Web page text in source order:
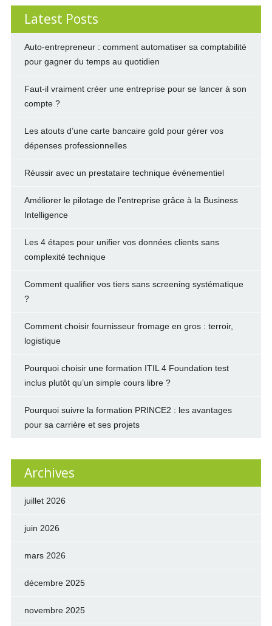
Latest Posts
Auto-entrepreneur : comment automatiser sa comptabilité
pour gagner du temps au quotidien
Faut-il vraiment créer une entreprise pour se lancer à son
compte ?
Les atouts d’une carte bancaire gold pour gérer vos
dépenses professionnelles
Réussir avec un prestataire technique événementiel
Améliorer le pilotage de l'entreprise grâce à la Business
Intelligence
Les 4 étapes pour unifier vos données clients sans
complexité technique
Comment qualifier vos tiers sans screening systématique
?
Comment choisir fournisseur fromage en gros : terroir,
logistique
Pourquoi choisir une formation ITIL 4 Foundation test
inclus plutôt qu’un simple cours libre ?
Pourquoi suivre la formation PRINCE2 : les avantages
pour sa carrière et ses projets
Archives
juillet 2026
juin 2026
mars 2026
décembre 2025
novembre 2025